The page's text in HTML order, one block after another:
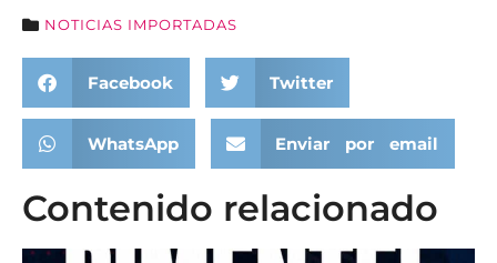
NOTICIAS IMPORTADAS
Facebook Twitter
WhatsApp Enviar por email
Contenido relacionado